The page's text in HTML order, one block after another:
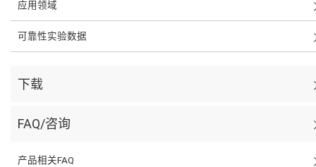
应用领域
可靠性实验数据
下载
FAQ/咨询
产品相关FAQ